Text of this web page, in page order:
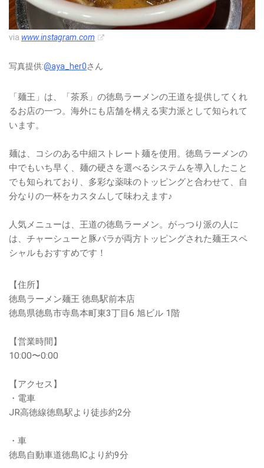
via www.instagram.com
写真提供:@aya_her0さん
「麺王」は、「茶系」の徳島ラーメンの王道を提供してくれ
るお店の一つ。海外にも店舗を構える実力派として知られて
います。
麺は、コシのある中細ストレート麺を使用。徳島ラーメンの
中でもいち早く、麺の硬さを選べるシステムを導入したこと
でも知られており、多彩な薬味のトッピングと合わせて、自
分なりの一杯をカスタムして味わえます♪
人気メニューは、王道の徳島ラーメン。がっつり派の人に
は、チャーシューと豚バラが両方トッピングされた麺王スペ
シャルもおすすめです！
【住所】
徳島ラーメン麺王 徳島駅前本店
徳島県徳島市寺島本町東3丁目6 旭ビル 1階
【営業時間】
10:00〜0:00
【アクセス】
・電車
JR高徳線徳島駅より徒歩約2分
・車
徳島自動車道徳島ICより約9分